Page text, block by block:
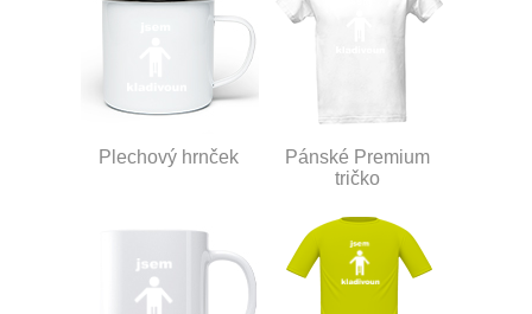
Plechový hrnček
Pánské Premium
tričko